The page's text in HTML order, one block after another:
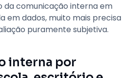
da comunicação interna em
em dados, muito mais precisa
puramente subjetiva.
interna por